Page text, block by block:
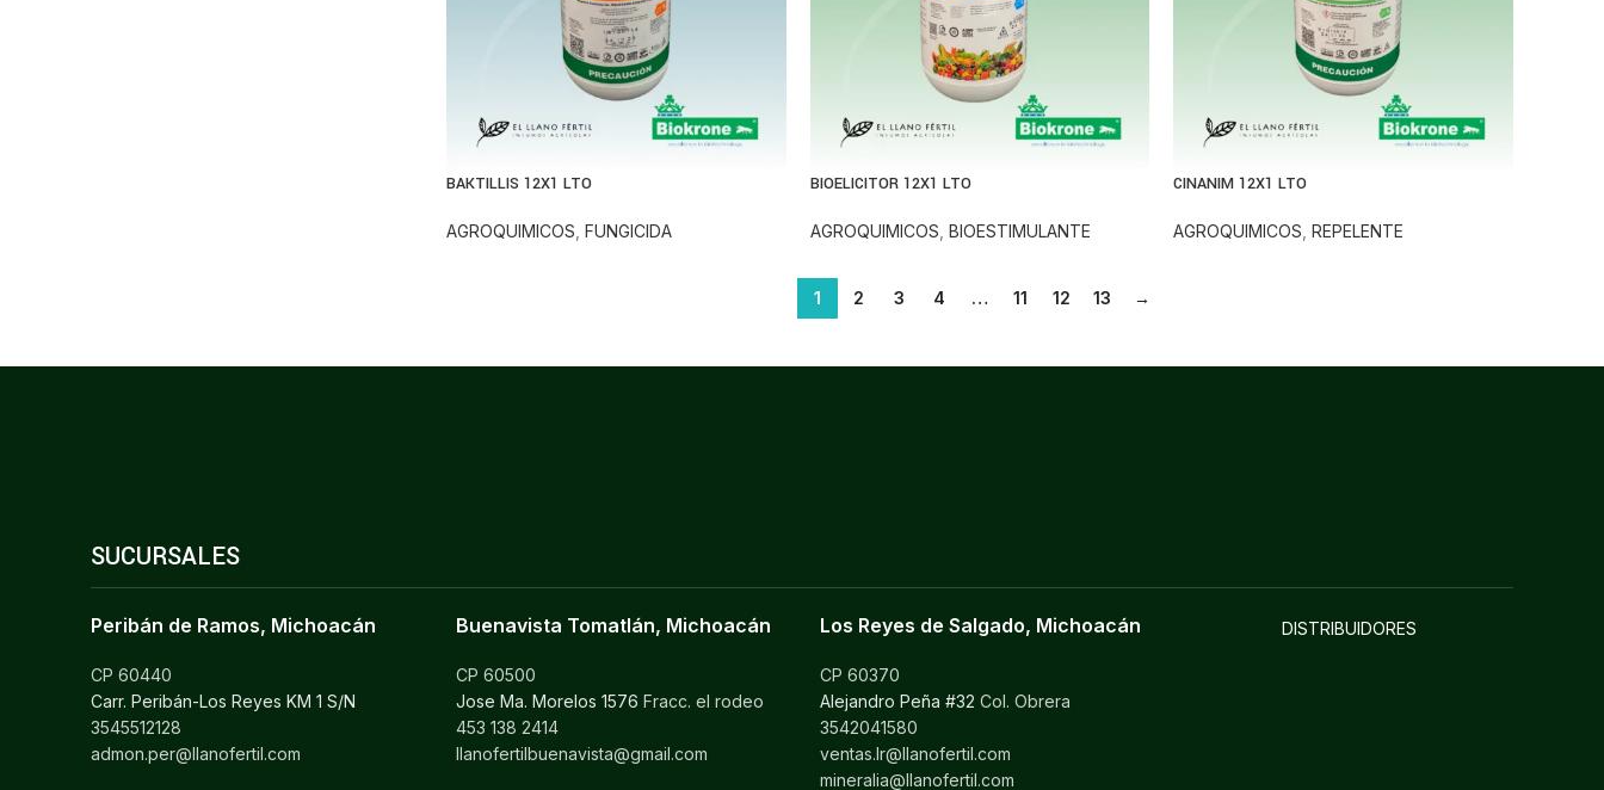
BAKTILLIS 12X1 LTO
AGROQUIMICOS FUNGICIDA
BIOELICITOR 12X1 LTO
AGROQUIMICOS BIOESTIMULANTE
CINANIM 12X1 LTO
AGROQUIMICOS ,REPELENTE
1 2 3 4 … 11 12 13 →
SUCURSALES
Peribán de Ramos, Michoacán
CP 60440
Carr. Peribán-Los Reyes KM 1 S/N
3545512128
admon.per@llanofertil.com
Buenavista Tomatlán, Michoacán
CP 60500
Jose Ma. Morelos 1576 Fracc. el rodeo
453 138 2414
llanofertilbuenavista@gmail.com
Los Reyes de Salgado, Michoacán
CP 60370
Alejandro Peña #32 Col. Obrera
3542041580
ventas.lr@llanofertil.com
mineralia@llanofertil.com
DISTRIBUIDORES